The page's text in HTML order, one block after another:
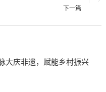
下一篇
大庆非遗，赋能乡村振兴